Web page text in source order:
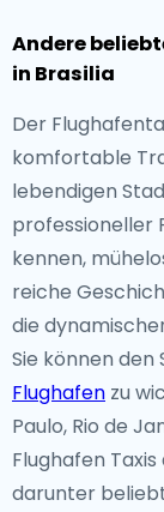
Andere
in Brasilia
Der
komfortable
lebendigen
professioneller
kennen,
reiche
die
Sie können den
Flughafen zu
Paulo, Rio de
Flughafen
darunter